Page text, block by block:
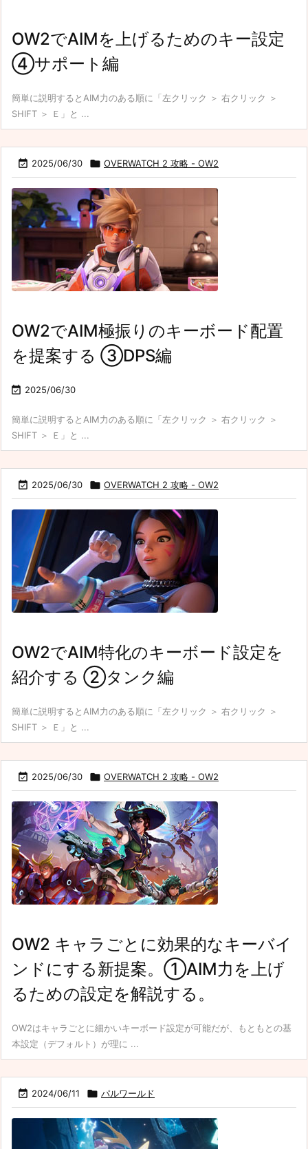
OW2でAIMを上げるためのキー設定
④サポート編
簡単に説明するとAIM力のある順に「左クリック ＞ 右クリック ＞
SHIFT ＞ Ｅ」と ...
 2025/06/30  OVERWATCH 2 攻略 - OW2
OW2でAIM極振りのキーボード配置
を提案する ③DPS編
 2025/06/30
簡単に説明するとAIM力のある順に「左クリック ＞ 右クリック ＞
SHIFT ＞ Ｅ」と ...
 2025/06/30  OVERWATCH 2 攻略 - OW2
OW2でAIM特化のキーボード設定を
紹介する ②タンク編
簡単に説明するとAIM力のある順に「左クリック ＞ 右クリック ＞
SHIFT ＞ Ｅ」と ...
 2025/06/30  OVERWATCH 2 攻略 - OW2
OW2 キャラごとに効果的なキーバイ
ンドにする新提案。①AIM力を上げ
るための設定を解説する。
OW2はキャラごとに細かいキーボード設定が可能だが、もともとの基
本設定（デフォルト）が理に ...
 2024/06/11  パルワールド